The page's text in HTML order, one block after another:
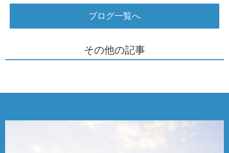
ブログ一覧へ
その他の記事